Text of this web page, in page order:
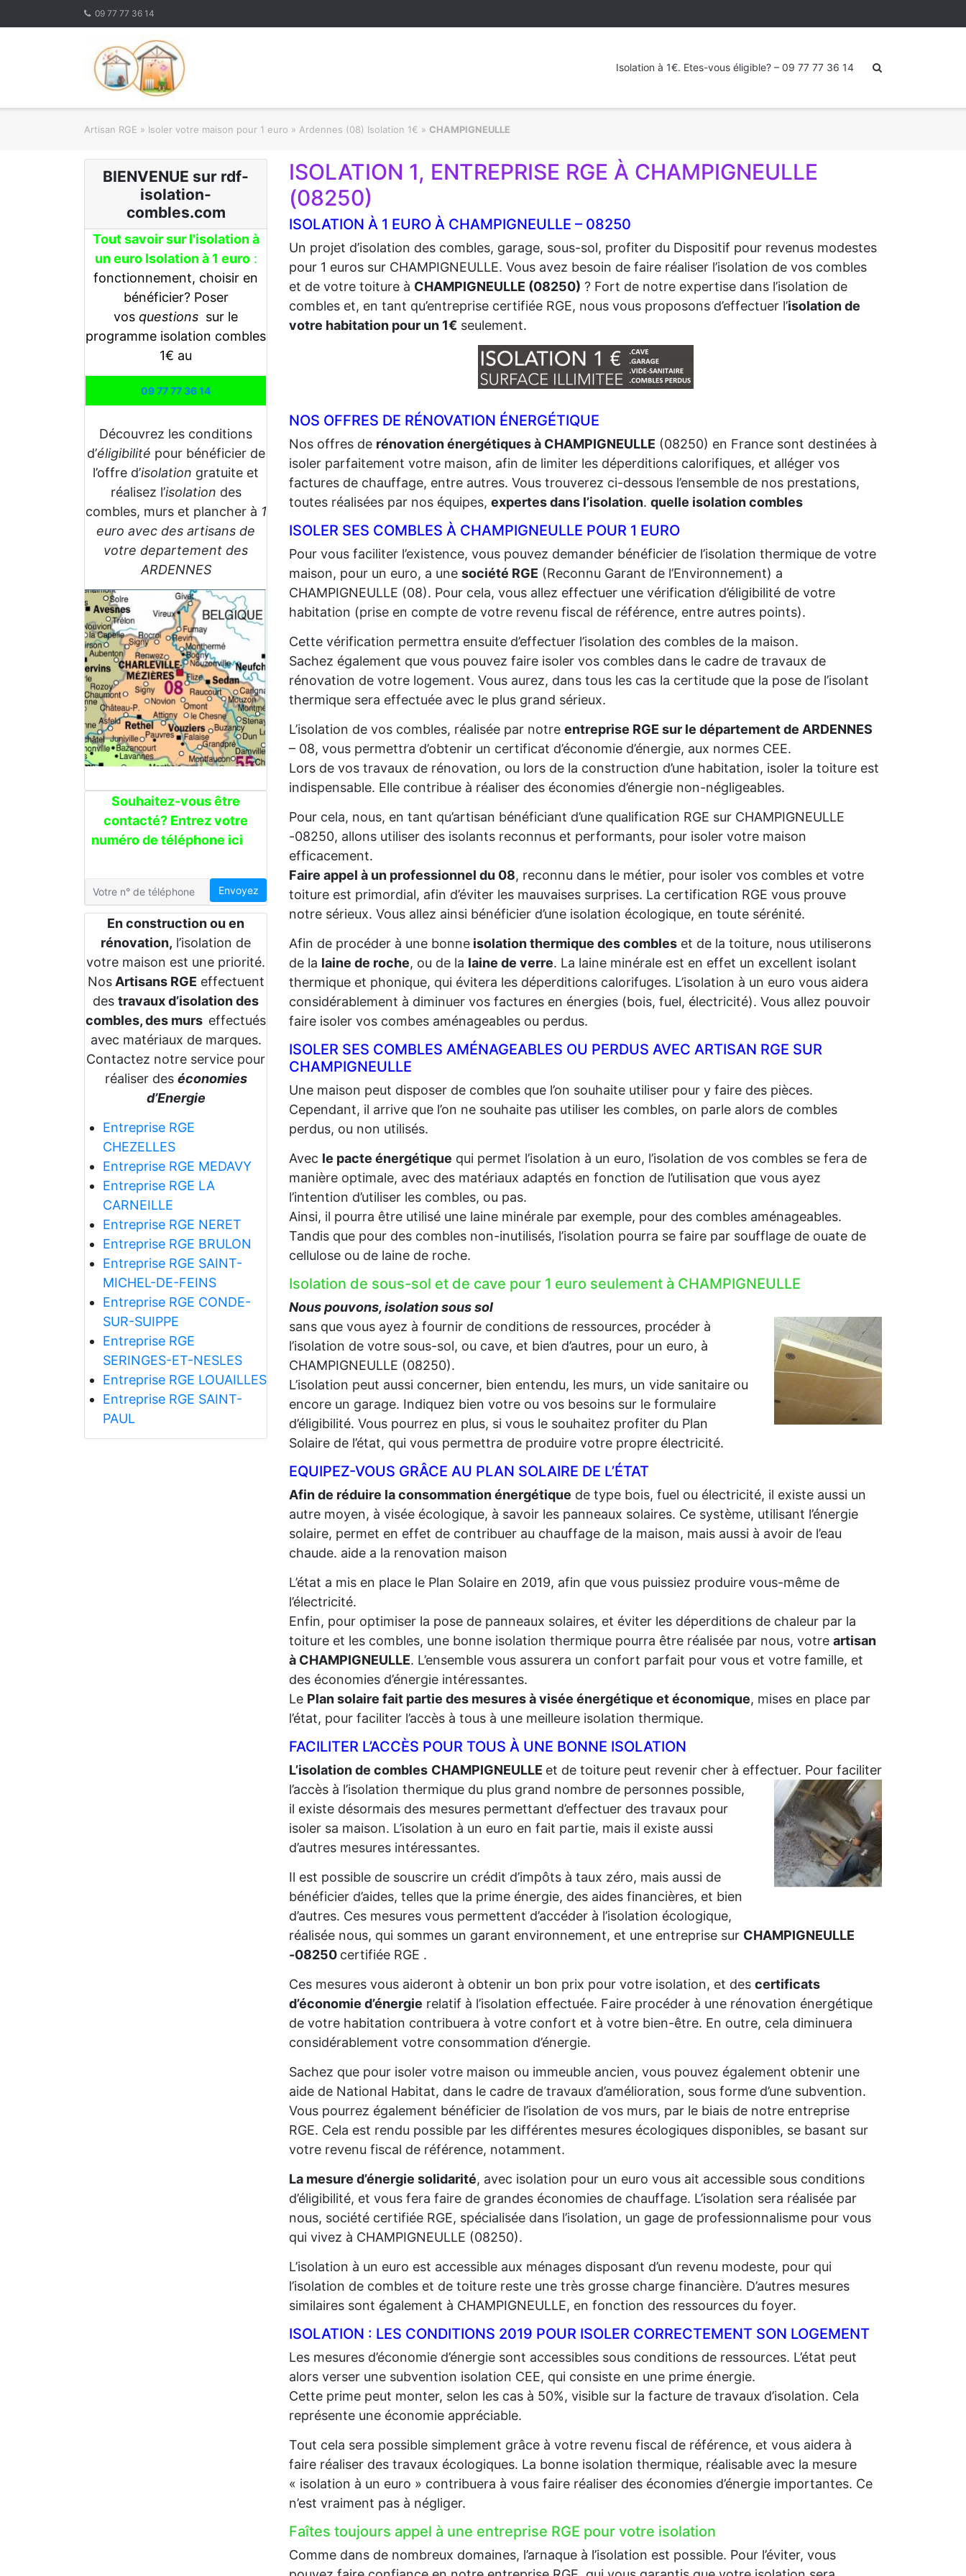
09 77 77 36 14
Isolation à 1€. Etes-vous éligible? – 09 77 77 36 14
Artisan RGE » Isoler votre maison pour 1 euro » Ardennes (08) Isolation 1€ » CHAMPIGNEULLE
BIENVENUE sur rdf-
isolation-
combles.com
Tout savoir sur l'isolation à
un euro Isolation à 1 euro:
fonctionnement, choisir en
bénéficier? Poser
vos questions sur le
programme isolation combles
1€ au
09 77 77 36 14
Découvrez les conditions
d’éligibilité pour bénéficier de
l’offre d’isolation gratuite et
réalisez l’isolation des
combles, murs et plancher à 1
euro avec des artisans de
votre departement des
ARDENNES
Souhaitez-vous être
contacté? Entrez votre
numéro de téléphone ici
Envoyez
En construction ou en
rénovation, l’isolation de
votre maison est une priorité.
NosArtisans RGE effectuent
des travaux d’isolation des
combles, des murs effectués
avec matériaux de marques.
Contactez notre service pour
réaliser des économies
d’Energie
Entreprise RGE
CHEZELLES
Entreprise RGE MEDAVY
Entreprise RGE LA
CARNEILLE
Entreprise RGE NERET
Entreprise RGE BRULON
Entreprise RGE SAINT-
MICHEL-DE-FEINS
Entreprise RGE CONDE-
SUR-SUIPPE
Entreprise RGE
SERINGES-ET-NESLES
Entreprise RGE LOUAILLES
Entreprise RGE SAINT-
PAUL
ISOLATION 1, ENTREPRISE RGE À CHAMPIGNEULLE
(08250)
ISOLATION À 1 EURO À CHAMPIGNEULLE – 08250
Un projet d’isolation des combles, garage, sous-sol, profiter du Dispositif pour revenus modestes
pour 1 euros sur CHAMPIGNEULLE. Vous avez besoin de faire réaliser l’isolation de vos combles
et de votre toiture à CHAMPIGNEULLE (08250) ? Fort de notre expertise dans l’isolation de
combles et, en tant qu’entreprise certifiée RGE, nous vous proposons d’effectuer l’isolation de
votre habitation pour un 1€ seulement.
NOS OFFRES DE RÉNOVATION ÉNERGÉTIQUE
Nos offres de rénovation énergétiques à CHAMPIGNEULLE (08250) en France sont destinées à
isoler parfaitement votre maison, afin de limiter les déperditions calorifiques, et alléger vos
factures de chauffage, entre autres. Vous trouverez ci-dessous l’ensemble de nos prestations,
toutes réalisées par nos équipes, expertes dans l’isolation. quelle isolation combles
ISOLER SES COMBLES À CHAMPIGNEULLE POUR 1 EURO
Pour vous faciliter l’existence, vous pouvez demander bénéficier de l’isolation thermique de votre
maison, pour un euro, a une société RGE (Reconnu Garant de l’Environnement) a
CHAMPIGNEULLE (08). Pour cela, vous allez effectuer une vérification d’éligibilité de votre
habitation (prise en compte de votre revenu fiscal de référence, entre autres points).
Cette vérification permettra ensuite d’effectuer l’isolation des combles de la maison.
Sachez également que vous pouvez faire isoler vos combles dans le cadre de travaux de
rénovation de votre logement. Vous aurez, dans tous les cas la certitude que la pose de l’isolant
thermique sera effectuée avec le plus grand sérieux.
L’isolation de vos combles, réalisée par notre entreprise RGE sur le département de ARDENNES
– 08, vous permettra d’obtenir un certificat d’économie d’énergie, aux normes CEE.
Lors de vos travaux de rénovation, ou lors de la construction d’une habitation, isoler la toiture est
indispensable. Elle contribue à réaliser des économies d’énergie non-négligeables.
Pour cela, nous, en tant qu’artisan bénéficiant d’une qualification RGE sur CHAMPIGNEULLE
-08250, allons utiliser des isolants reconnus et performants, pour isoler votre maison
efficacement.
Faire appel à un professionnel du 08, reconnu dans le métier, pour isoler vos combles et votre
toiture est primordial, afin d’éviter les mauvaises surprises. La certification RGE vous prouve
notre sérieux. Vous allez ainsi bénéficier d’une isolation écologique, en toute sérénité.
Afin de procéder à une bonne isolation thermique des combles et de la toiture, nous utiliserons
de la laine de roche, ou de la laine de verre. La laine minérale est en effet un excellent isolant
thermique et phonique, qui évitera les déperditions calorifuges. L’isolation à un euro vous aidera
considérablement à diminuer vos factures en énergies (bois, fuel, électricité). Vous allez pouvoir
faire isoler vos combes aménageables ou perdus.
ISOLER SES COMBLES AMÉNAGEABLES OU PERDUS AVEC ARTISAN RGE SUR
CHAMPIGNEULLE
Une maison peut disposer de combles que l’on souhaite utiliser pour y faire des pièces.
Cependant, il arrive que l’on ne souhaite pas utiliser les combles, on parle alors de combles
perdus, ou non utilisés.
Avec le pacte énergétique qui permet l’isolation à un euro, l’isolation de vos combles se fera de
manière optimale, avec des matériaux adaptés en fonction de l’utilisation que vous ayez
l’intention d’utiliser les combles, ou pas.
Ainsi, il pourra être utilisé une laine minérale par exemple, pour des combles aménageables.
Tandis que pour des combles non-inutilisés, l’isolation pourra se faire par soufflage de ouate de
cellulose ou de laine de roche.
Isolation de sous-sol et de cave pour 1 euro seulement à CHAMPIGNEULLE
Nous pouvons, isolation sous sol
sans que vous ayez à fournir de conditions de ressources, procéder à
l’isolation de votre sous-sol, ou cave, et bien d’autres, pour un euro, à
CHAMPIGNEULLE (08250).
L’isolation peut aussi concerner, bien entendu, les murs, un vide sanitaire ou
encore un garage. Indiquez bien votre ou vos besoins sur le formulaire
d’éligibilité. Vous pourrez en plus, si vous le souhaitez profiter du Plan
Solaire de l’état, qui vous permettra de produire votre propre électricité.
EQUIPEZ-VOUS GRÂCE AU PLAN SOLAIRE DE L’ÉTAT
Afin de réduire la consommation énergétique de type bois, fuel ou électricité, il existe aussi un
autre moyen, à visée écologique, à savoir les panneaux solaires. Ce système, utilisant l’énergie
solaire, permet en effet de contribuer au chauffage de la maison, mais aussi à avoir de l’eau
chaude. aide a la renovation maison
L’état a mis en place le Plan Solaire en 2019, afin que vous puissiez produire vous-même de
l’électricité.
Enfin, pour optimiser la pose de panneaux solaires, et éviter les déperditions de chaleur par la
toiture et les combles, une bonne isolation thermique pourra être réalisée par nous, votre artisan
à CHAMPIGNEULLE. L’ensemble vous assurera un confort parfait pour vous et votre famille, et
des économies d’énergie intéressantes.
Le Plan solaire fait partie des mesures à visée énergétique et économique, mises en place par
l’état, pour faciliter l’accès à tous à une meilleure isolation thermique.
FACILITER L’ACCÈS POUR TOUS À UNE BONNE ISOLATION
L’isolation de combles CHAMPIGNEULLE et de toiture peut revenir cher à effectuer. Pour faciliter
l’accès à l’isolation thermique du plus grand nombre de personnes possible,
il existe désormais des mesures permettant d’effectuer des travaux pour
isoler sa maison. L’isolation à un euro en fait partie, mais il existe aussi
d’autres mesures intéressantes.
Il est possible de souscrire un crédit d’impôts à taux zéro, mais aussi de
bénéficier d’aides, telles que la prime énergie, des aides financières, et bien
d’autres. Ces mesures vous permettent d’accéder à l’isolation écologique,
réalisée nous, qui sommes un garant environnement, et une entreprise sur CHAMPIGNEULLE
-08250 certifiée RGE .
Ces mesures vous aideront à obtenir un bon prix pour votre isolation, et des certificats
d’économie d’énergie relatif à l’isolation effectuée. Faire procéder à une rénovation énergétique
de votre habitation contribuera à votre confort et à votre bien-être. En outre, cela diminuera
considérablement votre consommation d’énergie.
Sachez que pour isoler votre maison ou immeuble ancien, vous pouvez également obtenir une
aide de National Habitat, dans le cadre de travaux d’amélioration, sous forme d’une subvention.
Vous pourrez également bénéficier de l’isolation de vos murs, par le biais de notre entreprise
RGE. Cela est rendu possible par les différentes mesures écologiques disponibles, se basant sur
votre revenu fiscal de référence, notamment.
La mesure d’énergie solidarité, avec isolation pour un euro vous ait accessible sous conditions
d’éligibilité, et vous fera faire de grandes économies de chauffage. L’isolation sera réalisée par
nous, société certifiée RGE, spécialisée dans l’isolation, un gage de professionnalisme pour vous
qui vivez à CHAMPIGNEULLE (08250).
L’isolation à un euro est accessible aux ménages disposant d’un revenu modeste, pour qui
l’isolation de combles et de toiture reste une très grosse charge financière. D’autres mesures
similaires sont également à CHAMPIGNEULLE, en fonction des ressources du foyer.
ISOLATION : LES CONDITIONS 2019 POUR ISOLER CORRECTEMENT SON LOGEMENT
Les mesures d’économie d’énergie sont accessibles sous conditions de ressources. L’état peut
alors verser une subvention isolation CEE, qui consiste en une prime énergie.
Cette prime peut monter, selon les cas à 50%, visible sur la facture de travaux d’isolation. Cela
représente une économie appréciable.
Tout cela sera possible simplement grâce à votre revenu fiscal de référence, et vous aidera à
faire réaliser des travaux écologiques. La bonne isolation thermique, réalisable avec la mesure
« isolation à un euro » contribuera à vous faire réaliser des économies d’énergie importantes. Ce
n’est vraiment pas à négliger.
Faîtes toujours appel à une entreprise RGE pour votre isolation
Comme dans de nombreux domaines, l’arnaque à l’isolation est possible. Pour l’éviter, vous